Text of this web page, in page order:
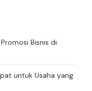
Bisnis di
untuk Usaha yang